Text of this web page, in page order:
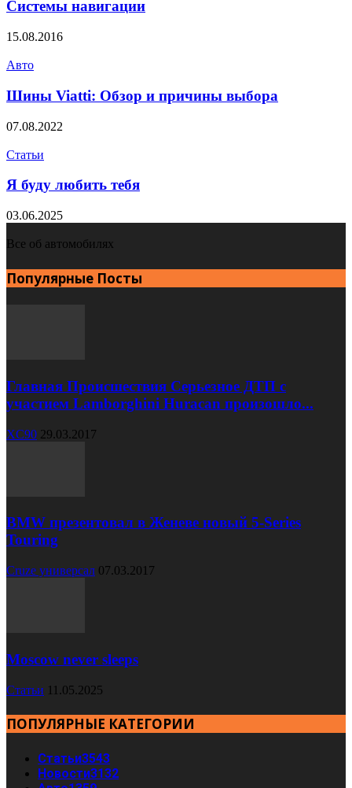
Системы навигации
15.08.2016
Авто
Шины Viatti: Обзор и причины выбора
07.08.2022
Статьи
Я буду любить тебя
03.06.2025
Все об автомобилях
Популярные Посты
Главная Происшествия Серьезное ДТП с
участием Lamborghini Huracan произошло...
XC90 29.03.2017
BMW презентовал в Женеве новый 5-Series
Touring
Cruze универсал 07.03.2017
Moscow never sleeps
Статьи 11.05.2025
ПОПУЛЯРНЫЕ КАТЕГОРИИ
Статьи3543
Новости3132